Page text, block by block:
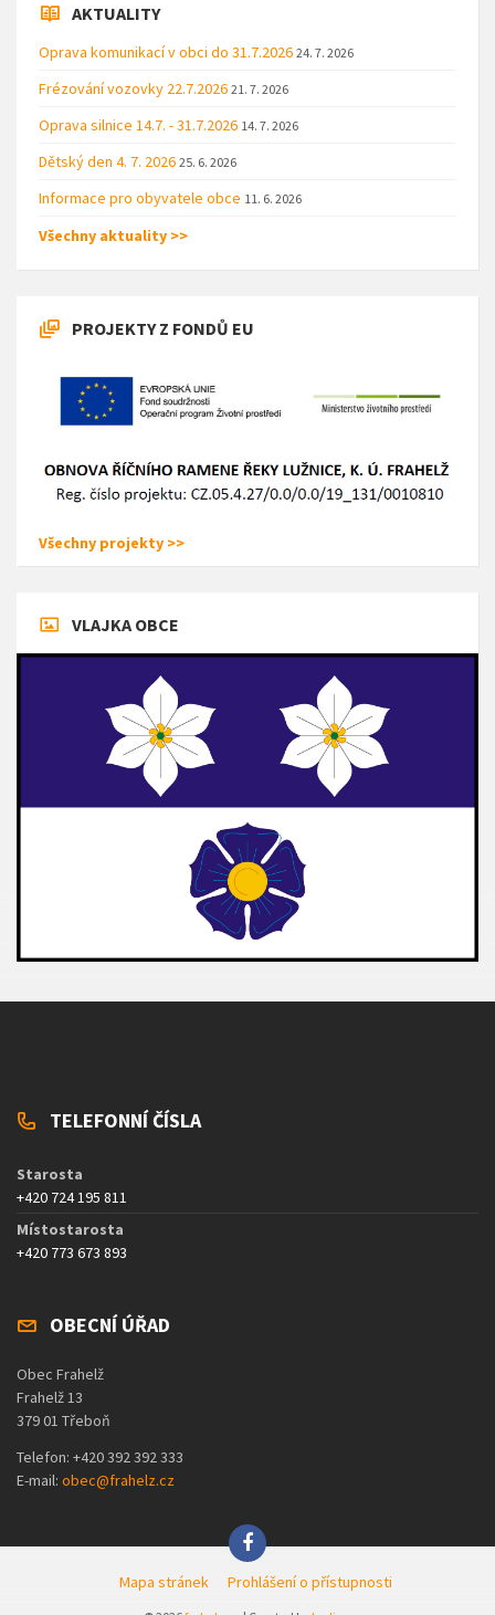
AKTUALITY
Oprava komunikací v obci do 31.7.2026 24. 7. 2026
Frézování vozovky 22.7.2026 21. 7. 2026
Oprava silnice 14.7. - 31.7.2026 14. 7. 2026
Dětský den 4. 7. 2026 25. 6. 2026
Informace pro obyvatele obce 11. 6. 2026
Všechny aktuality >>
PROJEKTY Z FONDŮ EU
Všechny projekty >>
VLAJKA OBCE
TELEFONNÍ ČÍSLA
Starosta
+420 724 195 811
Místostarosta
+420 773 673 893
OBECNÍ ÚŘAD
Obec Frahelž
Frahelž 13
379 01 Třeboň
Telefon: +420 392 392 333
E-mail: obec@frahelz.cz
Mapa stránek Prohlášení o přístupnosti